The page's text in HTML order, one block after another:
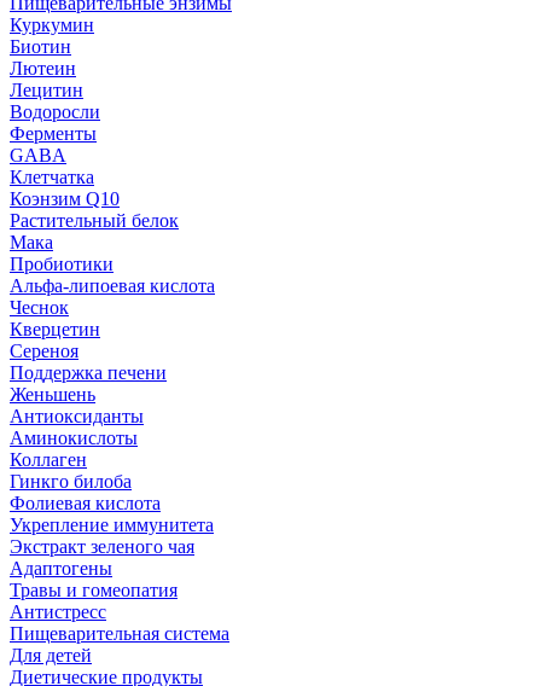
Куркумин
Биотин
Лютеин
Лецитин
Водоросли
Ферменты
GABA
Клетчатка
Коэнзим Q10
Растительный белок
Мака
Пробиотики
Альфа-липоевая кислота
Чеснок
Кверцетин
Сереноя
Поддержка печени
Женьшень
Антиоксиданты
Аминокислоты
Коллаген
Гинкго билоба
Фолиевая кислота
Укрепление иммунитета
Экстракт зеленого чая
Адаптогены
Травы и гомеопатия
Антистресс
Пищеварительная система
Для детей
Диетические продукты